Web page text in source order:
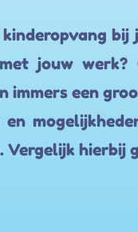
jouw
immers een
Vergelijk hierbij